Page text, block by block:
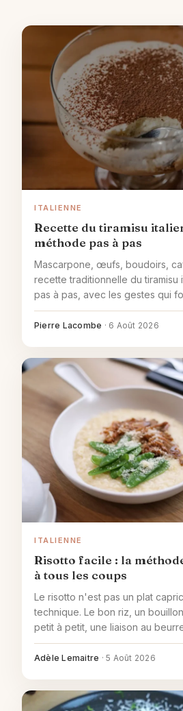
ITALIENNE
Recette du tiramisu
méthode pas à pas
Mascarpone, œufs, boudoirs,
recette traditionnelle du tiramisu
pas à pas, avec les gestes qui
crème et les erreurs à éviter.
Pierre Lacombe · 6 Août 2026
ITALIENNE
Risotto facile : la
à tous les coups
Le risotto n'est pas un plat
technique. Le bon riz, un
petit à petit, une liaison au
parmesan : la base fiable et ses
Adèle Lemaitre ·5 Août 2026